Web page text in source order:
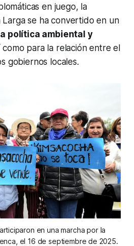
en juego, la
se ha convertido en un
política ambiental y
como para la relación entre el
gobiernos locales.
en una marcha por la
el 16 de septiembre de 2025.